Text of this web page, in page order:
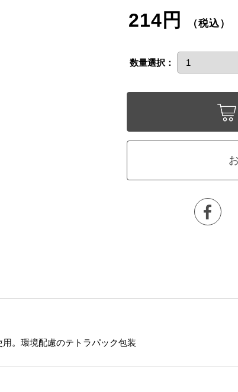
214円 （税込）
数量選択：
。環境配慮のテトラパック包装